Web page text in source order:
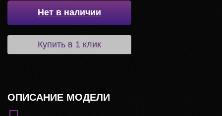
Нет в наличии
Купить в 1 клик
ОПИСАНИЕ МОДЕЛИ